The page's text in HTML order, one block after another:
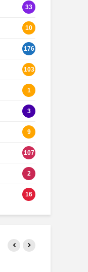
33
10
176
103
1
3
9
107
2
16